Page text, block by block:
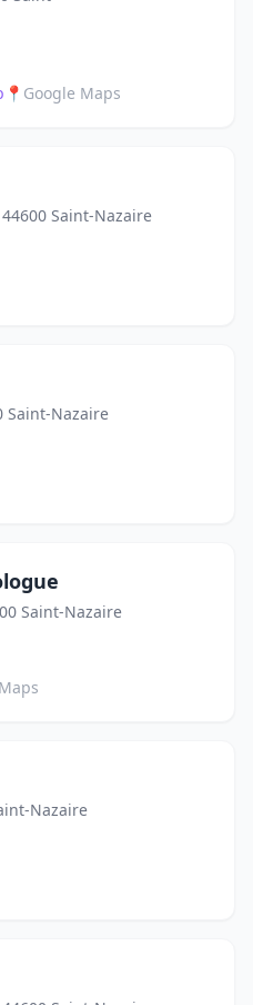
📍 Google Maps
Saint-Nazaire
Saint-Nazaire
Saint-Nazaire
Nazaire